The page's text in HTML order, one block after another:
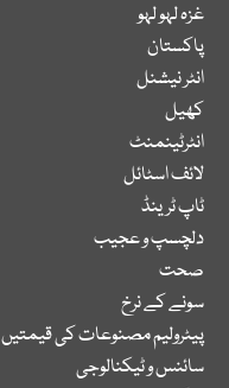
غزہ لہو لہو
پاکستان
انٹر نیشنل
کھیل
انٹرٹینمنٹ
لائف اسٹائل
ٹاپ ٹرینڈ
دلچسپ و عجیب
صحت
سونے کے نرخ
پیٹرولیم مصنوعات کی قیمتیں
سائنس و ٹیکنالوجی